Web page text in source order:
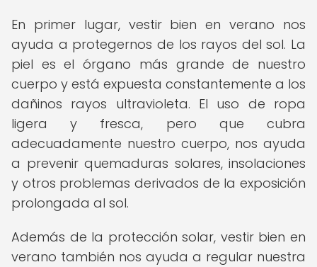
En primer lugar, vestir bien en verano nos
ayuda a protegernos de los rayos del sol. La
piel es el órgano más grande de nuestro
cuerpo y está expuesta constantemente a los
dañinos rayos ultravioleta. El uso de ropa
ligera y fresca, pero que cubra
adecuadamente nuestro cuerpo, nos ayuda
a prevenir quemaduras solares, insolaciones
y otros problemas derivados de la exposición
prolongada al sol.
Además de la protección solar, vestir bien en
verano también nos ayuda a regular nuestra